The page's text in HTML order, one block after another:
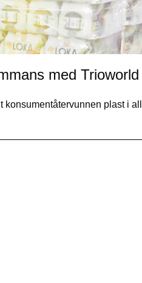
med Trioworld
konsumentåtervunnen plast i